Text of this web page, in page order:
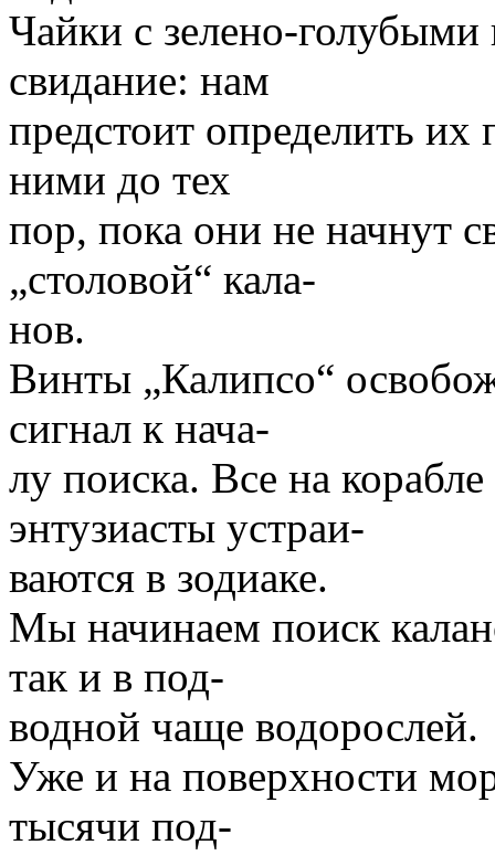
Чайки с зелено-
свидание: нам
предстоит определить их
ними до тех
пор, пока они не начнут
„столовой“ кала-
нов.
Винты „Калипсо“
сигнал к нача-
лу поиска. Все на
энтузиасты устраи-
ваются в зодиаке.
Мы начинаем поиск
так и в под-
водной чаще водорослей.
Уже и на поверхности
тысячи под-